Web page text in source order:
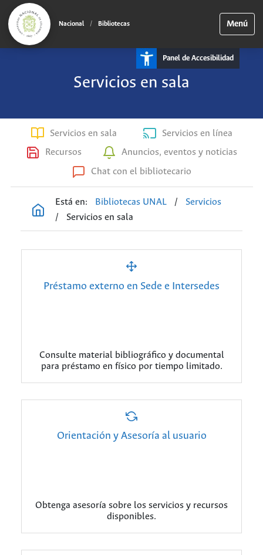
Nacional / Bibliotecas Menú
Panel de Accesibilidad
Servicios en sala
Servicios en sala
Servicios en línea
Recursos
Anuncios, eventos y noticias
Chat con el bibliotecario
Está en: Bibliotecas UNAL /
Servicios
/
Servicios en sala
Préstamo externo en Sede e Intersedes
Consulte material bibliográfico y documental
para préstamo en físico por tiempo limitado.
Orientación y Asesoría al usuario
Obtenga asesoría sobre los servicios y recursos
disponibles.